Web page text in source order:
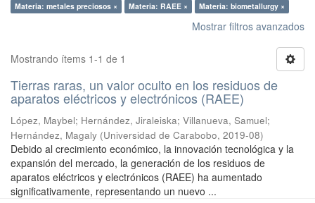
Materia: metales preciosos ×
Materia: RAEE × Materia: biometallurgy ×
Mostrar filtros avanzados
Mostrando ítems 1-1 de 1
Tierras raras, un valor oculto en los residuos de
aparatos eléctricos y electrónicos (RAEE)
López, Maybel; Hernández, Jiraleiska; Villanueva, Samuel;
Hernández, Magaly (Universidad de Carabobo, 2019-08)
Debido al crecimiento económico, la innovación tecnológica y la
expansión del mercado, la generación de los residuos de
aparatos eléctricos y electrónicos (RAEE) ha aumentado
significativamente, representando un nuevo ...